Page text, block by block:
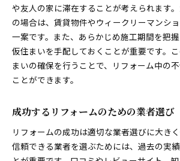
や友人の家に滞在することが考えられます
の場合は、賃貸物件やウィークリーマンシ
一案です。また、あらかじめ施工期間を把
仮住まいを手配しておくことが重要です。
まいの確保を行うことで、リフォーム中の
ことができます。
成功するリフォームのための業者選び
リフォームの成功は適切な業者選びに大きく
信頼できる業者を選ぶためには、過去の実